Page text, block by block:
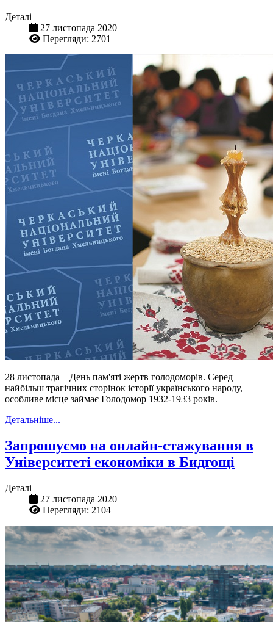
Деталі
27 листопада 2020
Перегляди: 2701
28 листопада – День пам'яті жертв голодоморів. Серед
найбільш трагічних сторінок історії українського народу,
особливе місце займає Голодомор 1932-1933 років.
Детальніше...
Запрошуємо на онлайн-стажування в
Університеті економіки в Бидгощі
Деталі
27 листопада 2020
Перегляди: 2104